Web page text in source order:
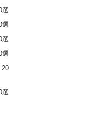
選
選
選
選
20
選